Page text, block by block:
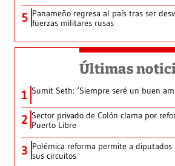
5 Panameño regresa al país tras ser
fuerzas militares rusas
Últimas
1 Sumit Seth: ‘Siempre seré un buen
2 Sector privado de Colón clama por
Puerto Libre
3 Polémica reforma permite a diputados
sus circuitos